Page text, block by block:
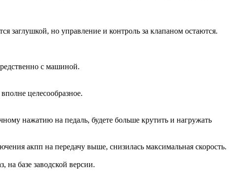
заглушкой, но управление и контроль за клапаном остаются.
с машиной.
целесообразное.
нажатию на педаль, будете больше крутить и нагружать
акпп на передачу выше, снизилась максимальная скорость.
на базе заводской версии.